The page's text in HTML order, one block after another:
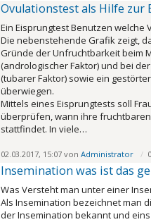
Ovulationstest als Hilfe zur
Ein Eisprungtest Benutzen welche
Die nebenstehende Grafik zeigt,
Gründe der Unfruchtbarkeit beim
(andrologischer Faktor) und bei
(tubarer Faktor) sowie ein
überwiegen.
Mittels eines Eisprungtests soll
überprüfen, wann ihre
stattfindet. In viele…
02.03.2017, 15:07 von Administrator
Insemination was ist das
Was Versteht man unter einer
Als Insemination bezeichnet man
der Insemination bekannt und